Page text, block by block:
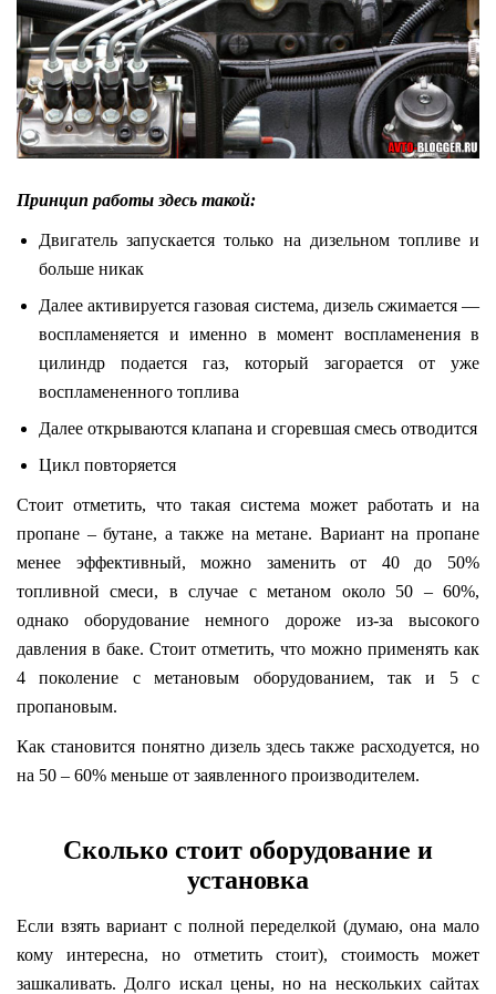
Принцип работы здесь такой:
Двигатель запускается только на дизельном топливе и
больше никак
Далее активируется газовая система, дизель сжимается —
воспламеняется и именно в момент воспламенения в
цилиндр подается газ, который загорается от уже
воспламененного топлива
Далее открываются клапана и сгоревшая смесь отводится
Цикл повторяется
Стоит отметить, что такая система может работать и на
пропане – бутане, а также на метане. Вариант на пропане
менее эффективный, можно заменить от 40 до 50%
топливной смеси, в случае с метаном около 50 – 60%,
однако оборудование немного дороже из-за высокого
давления в баке. Стоит отметить, что можно применять как
4 поколение с метановым оборудованием, так и 5 с
пропановым.
Как становится понятно дизель здесь также расходуется, но
на 50 – 60% меньше от заявленного производителем.
Сколько стоит оборудование и
установка
Если взять вариант с полной переделкой (думаю, она мало
кому интересна, но отметить стоит), стоимость может
зашкаливать. Долго искал цены, но на нескольких сайтах